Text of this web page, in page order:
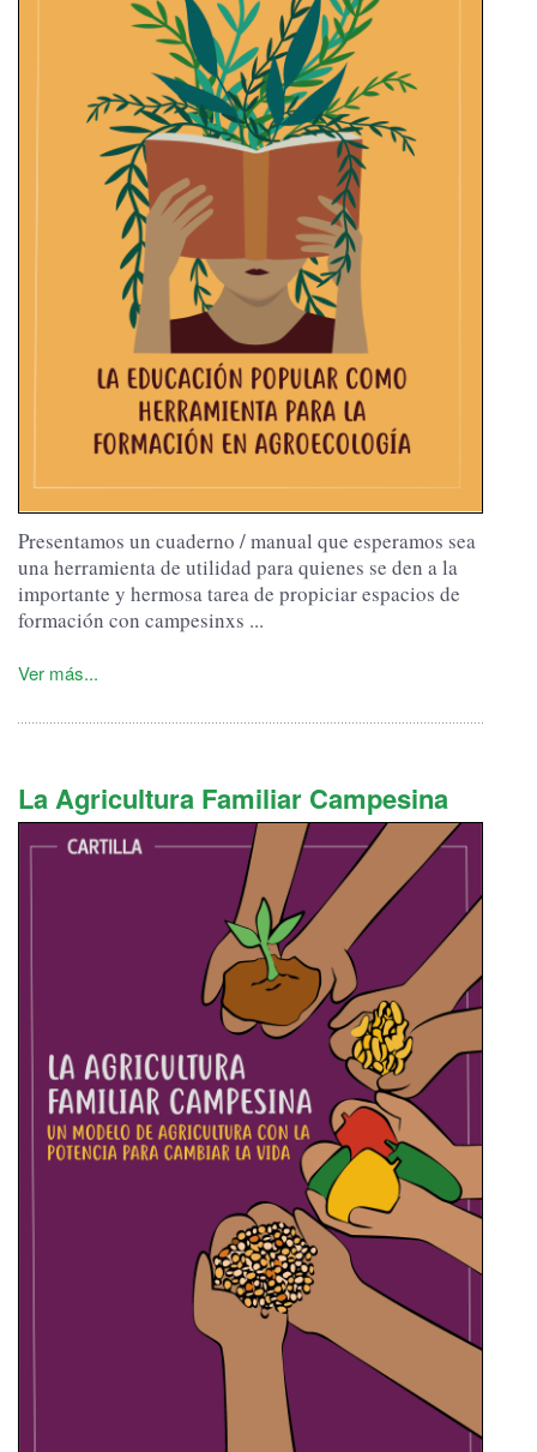
Presentamos un cuaderno / manual que esperamos sea
una herramienta de utilidad para quienes se den a la
importante y hermosa tarea de propiciar espacios de
formación con campesinxs ...
Ver más...
La Agricultura Familiar Campesina